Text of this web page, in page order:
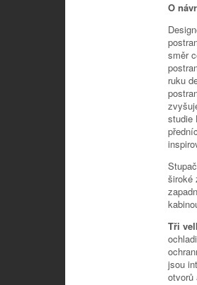
O
směr
ruku
studie
široké
Tři
jsou
otvorů